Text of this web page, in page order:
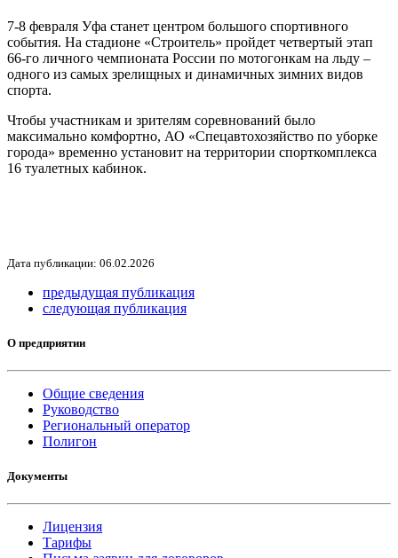
7-8 февраля Уфа станет центром большого спортивного
события. На стадионе «Строитель» пройдет четвертый этап
66-го личного чемпионата России по мотогонкам на льду –
одного из самых зрелищных и динамичных зимних видов
спорта.
Чтобы участникам и зрителям соревнований было
максимально комфортно, АО «Спецавтохозяйство по уборке
города» временно установит на территории спорткомплекса
16 туалетных кабинок.
Дата публикации: 06.02.2026
предыдущая публикация
следующая публикация
О предприятии
Общие сведения
Руководство
Региональный оператор
Полигон
Документы
Лицензия
Тарифы